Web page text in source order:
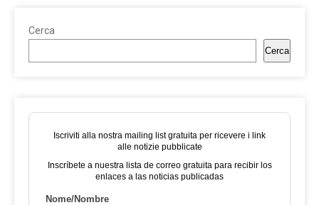
Cerca
Cerca
Iscriviti alla nostra mailing list gratuita per ricevere i link
alle notizie pubblicate
Inscríbete a nuestra lista de correo gratuita para recibir los
enlaces a las noticias publicadas
Nome/Nombre